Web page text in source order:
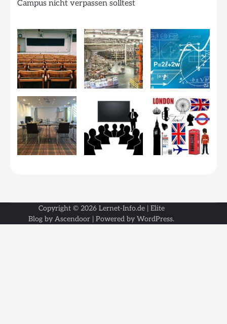
Campus nicht verpassen solltest
Copyright © 2026 Lernet-Info.de| Elite
Blog by Ascendoor | Powered by WordPress.